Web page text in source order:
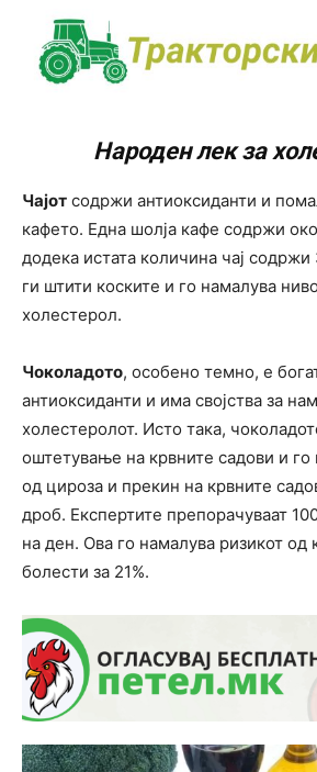
Народен лек за
Чајот содржи антиоксиданти и
кафето. Една шолја кафе содржи
додека истата количина чај
ги штити коските и го намалува
холестерол.
Чоколадото, особено темно, е
антиоксиданти и има својства за
холестеролот. Исто така,
оштетување на крвните садови и го
од цироза и прекин на крвните
дроб. Експертите препорачуваат
на ден. Ова го намалува ризикот од
болести за 21%.